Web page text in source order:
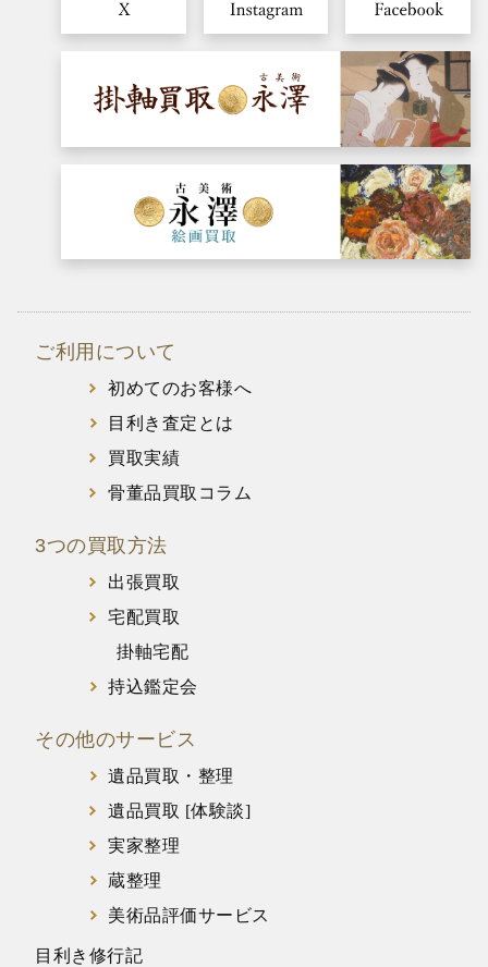
ご利用について
初めてのお客様へ
目利き査定とは
買取実績
骨董品買取コラム
3つの買取方法
出張買取
宅配買取
掛軸宅配
持込鑑定会
その他のサービス
遺品買取・整理
遺品買取 [体験談]
実家整理
蔵整理
美術品評価サービス
目利き修行記